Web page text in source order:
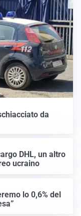
da
DHL, un altro
ucraino
lo 0,6% del